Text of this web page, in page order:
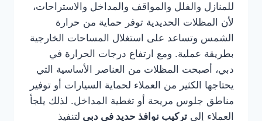
للمنازل والفلل والمواقف والمداخل والاستراحات،
لأن المظلات الحديدية توفر حماية من حرارة
الشمس وتساعد على استغلال المساحات الخارجية
بطريقة عملية. ومع ارتفاع درجات الحرارة في
دبي، أصبحت المظلات من العناصر الأساسية التي
يحتاجها الكثير من العملاء لحماية السيارات أو توفير
مناطق جلوس مريحة أو تغطية المداخل. لذلك يلجأ
العملاء إلى تركيب نوافذ حديد في دبي لتنفيذ